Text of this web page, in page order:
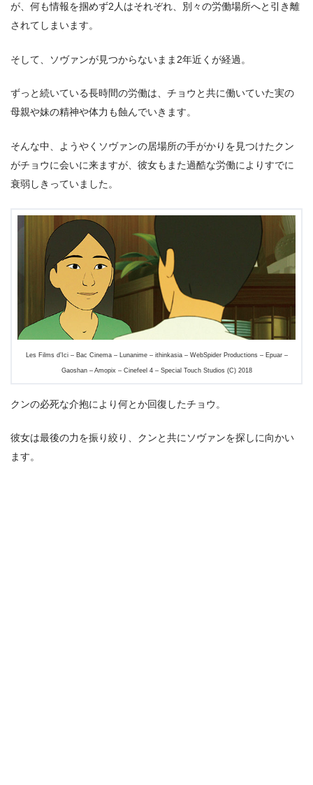
が、何も情報を掴めず2人はそれぞれ、別々の労働場所へと引き離
されてしまいます。
そして、ソヴァンが見つからないまま2年近くが経過。
ずっと続いている長時間の労働は、チョウと共に働いていた実の
母親や妹の精神や体力も蝕んでいきます。
そんな中、ようやくソヴァンの居場所の手がかりを見つけたクン
がチョウに会いに来ますが、彼女もまた過酷な労働によりすでに
衰弱しきっていました。
Les Films d’Ici – Bac Cinema – Lunanime – ithinkasia – WebSpider Productions – Epuar –
Gaoshan – Amopix – Cinefeel 4 – Special Touch Studios (C) 2018
クンの必死な介抱により何とか回復したチョウ。
彼女は最後の力を振り絞り、クンと共にソヴァンを探しに向かい
ます。